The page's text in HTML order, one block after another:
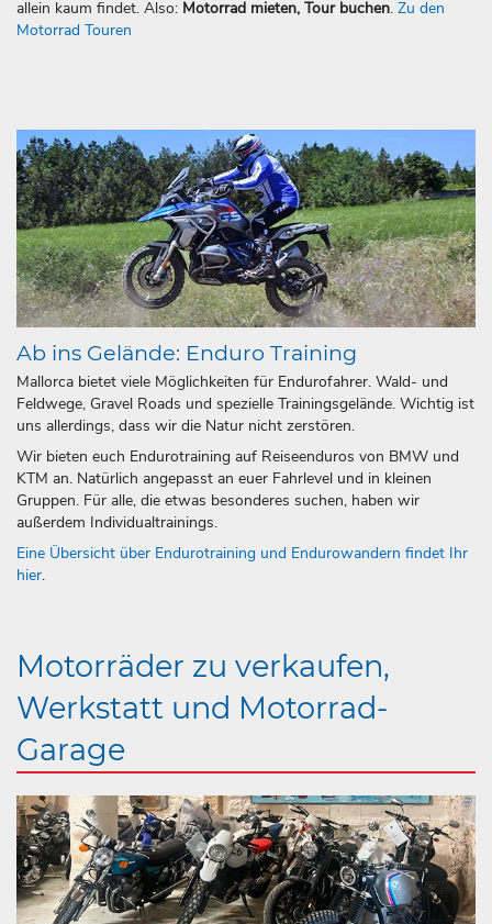
allein kaum findet. Also: Motorrad mieten, Tour buchen. Zu den
Motorrad Touren
Ab ins Gelände: Enduro Training
Mallorca bietet viele Möglichkeiten für Endurofahrer. Wald- und
Feldwege, Gravel Roads und spezielle Trainingsgelände. Wichtig ist
uns allerdings, dass wir die Natur nicht zerstören.
Wir bieten euch Endurotraining auf Reiseenduros von BMW und
KTM an. Natürlich angepasst an euer Fahrlevel und in kleinen
Gruppen. Für alle, die etwas besonderes suchen, haben wir
außerdem Individualtrainings.
Eine Übersicht über Endurotraining und Endurowandern findet Ihr
hier.
Motorräder zu verkaufen,
Werkstatt und Motorrad-
Garage